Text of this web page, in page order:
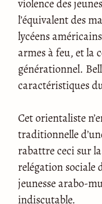
violence des
l’équivalent des
lycéens
armes à feu, et la
générationnel.
caractéristiques
Cet orientaliste
traditionnelle
rabattre ceci sur
relégation sociale
jeunesse arabo-
indiscutable.